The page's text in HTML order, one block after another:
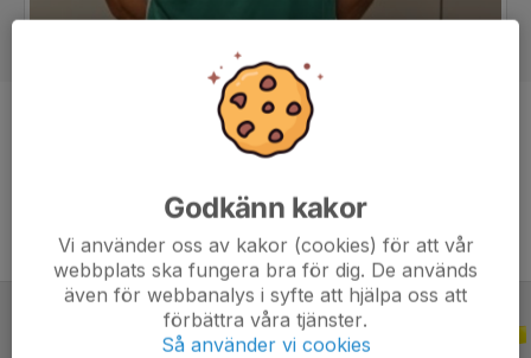
Målvakt
JUNIOR-/UNGDOMSSERIER
Godkänn kakor
Vi använder oss av kakor (cookies) för att vår
webbplats ska fungera bra för dig. De används
även för webbanalys i syfte att hjälpa oss att
förbättra våra tjänster.
Så använder vi cookies